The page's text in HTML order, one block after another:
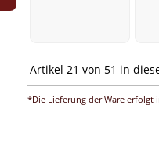
Artikel 21 von 51 in
*Die Lieferung der Ware erfolgt